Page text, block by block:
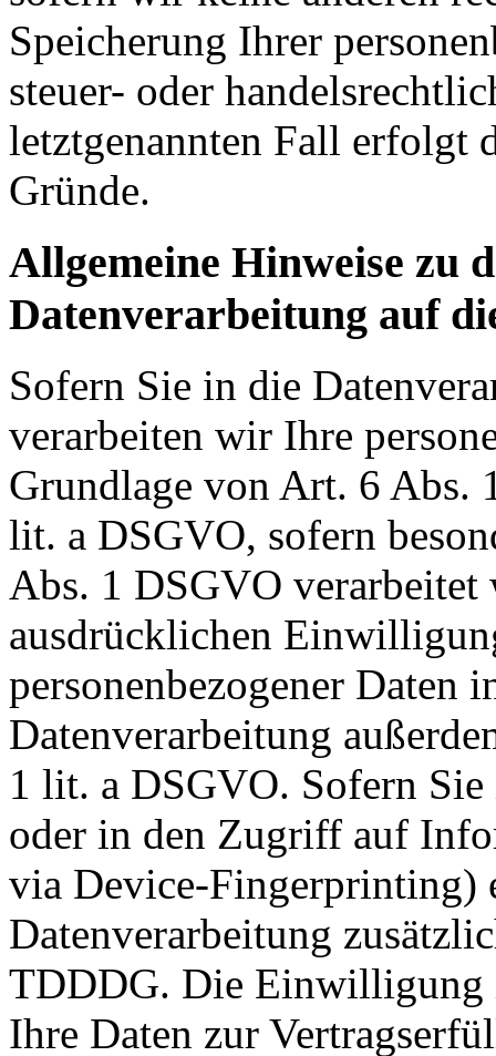
Speicherung Ihrer
steuer- oder
letztgenannten Fall erfolgt
Gründe.
Allgemeine Hinweise zu
Datenverarbeitung auf
Sofern Sie in die
verarbeiten wir Ihre
Grundlage von Art. 6 Abs.
lit. a DSGVO, sofern
Abs. 1 DSGVO verarbeitet
ausdrücklichen
personenbezogener Daten
Datenverarbeitung
1 lit. a DSGVO. Sofern
oder in den Zugriff auf
via Device-Fingerprinting)
Datenverarbeitung
TDDDG. Die Einwilligung
Ihre Daten zur